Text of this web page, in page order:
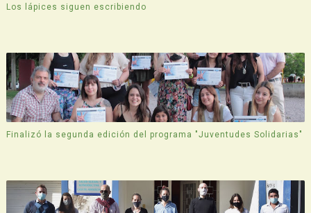
Los lápices siguen escribiendo
Finalizó la segunda edición del programa "Juventudes Solidarias"